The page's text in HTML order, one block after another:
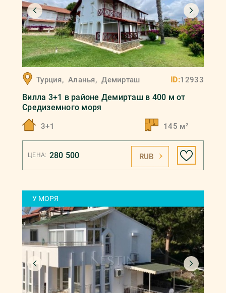
Турция, Аланья, Демирташ ID:12933
Вилла 3+1 в районе Демирташ в 400 м от
Средиземного моря
3+1 145 м²
ЦЕНА: 280 500 RUB
У МОРЯ